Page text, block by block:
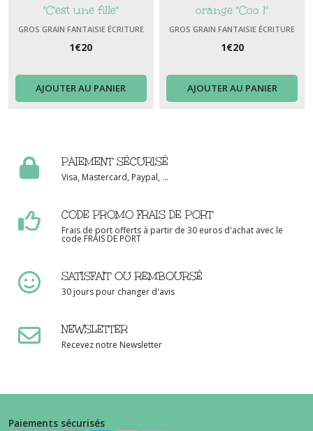
"C'est une fille"
GROS GRAIN FANTAISIE ÉCRITURE
1€20
AJOUTER AU PANIER
orange "Coo l"
GROS GRAIN FANTAISIE ÉCRITURE
1€20
AJOUTER AU PANIER
PAIEMENT SÉCURISÉ
Visa, Mastercard, Paypal, ...
CODE PROMO FRAIS DE PORT
Frais de port offerts à partir de 30 euros d'achat avec le
code FRAIS DE PORT
SATISFAIT OU REMBOURSÉ
30 jours pour changer d'avis
NEWSLETTER
Recevez notre Newsletter
Paiements sécurisés